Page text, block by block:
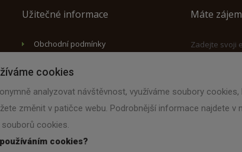
Užitečné informace
Obchodní podmínky
Tabulky velikostí
Kontakty
Máte
Zadejte svoji
cookies
analyzovat návštěvnost, využíváme soubory
změnit v patičce webu. Podrobnější informace najdete
cookies.
cookies?